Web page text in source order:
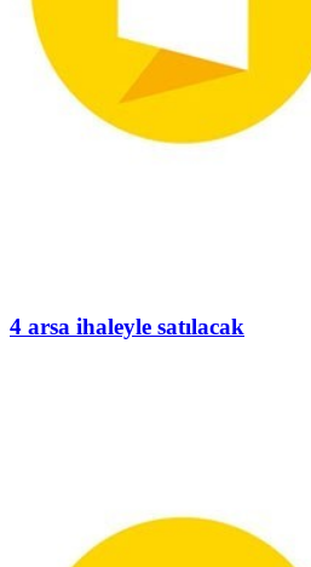
4 arsa ihaleyle satılacak